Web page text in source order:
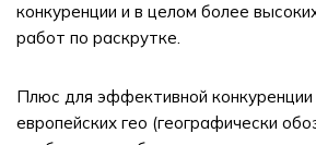
конкуренции и в целом более
работ по раскрутке.
Плюс для эффективной
европейских гео (географически